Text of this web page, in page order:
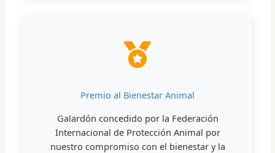
Premio al Bienestar Animal
Galardón concedido por la Federación
Internacional de Protección Animal por
nuestro compromiso con el bienestar y la